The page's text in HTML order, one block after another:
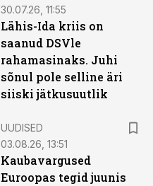
30.07.26, 11:55
Lähis-Ida kriis on
saanud DSVle
rahamasinaks. Juhi
sõnul pole selline äri
siiski jätkusuutlik
UUDISED
03.08.26, 13:51
Kaubavargused
Euroopas tegid juunis